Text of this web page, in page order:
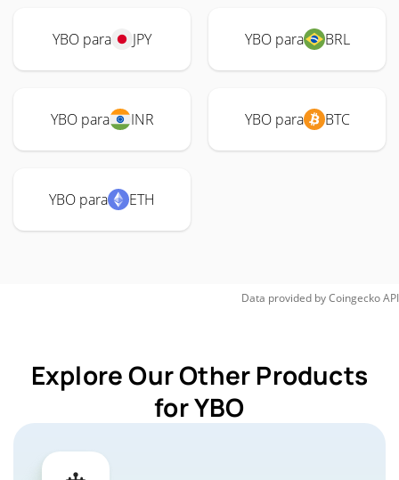
YBO para JPY YBO para BRL
YBO para INR YBO para BTC
YBO para ETH
Data provided byCoingeckoAPI
Explore Our Other Products
for YBO